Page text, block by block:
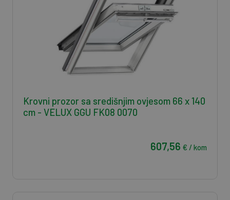
Krovni prozor sa središnjim ovjesom 66 x 140
cm - VELUX GGU FK08 0070
607,56 € / kom